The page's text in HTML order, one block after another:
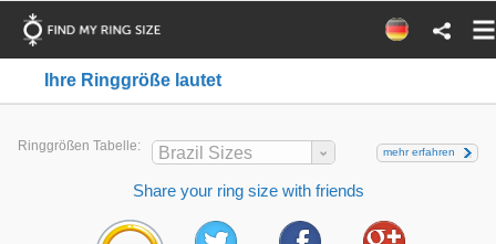
Ihre Ringgröße lautet
Ringgrößen Tabelle: Brazil Sizes mehr erfahren
Share your ring size with friends